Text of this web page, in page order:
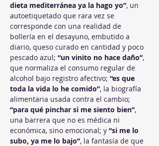
dieta mediterránea ya la hago yo”, un
autoetiquetado que rara vez se
corresponde con una realidad de
bollería en el desayuno, embutido a
diario, queso curado en cantidad y poco
pescado azul; “un vinito no hace daño”,
que normaliza el consumo regular de
alcohol bajo registro afectivo; “es que
toda la vida lo he comido”, la biografía
alimentaria usada contra el cambio;
“para qué pinchar si me siento bien”,
una barrera que no es médica ni
económica, sino emocional; y “si me lo
subo, ya me lo bajo”, la fantasía de que